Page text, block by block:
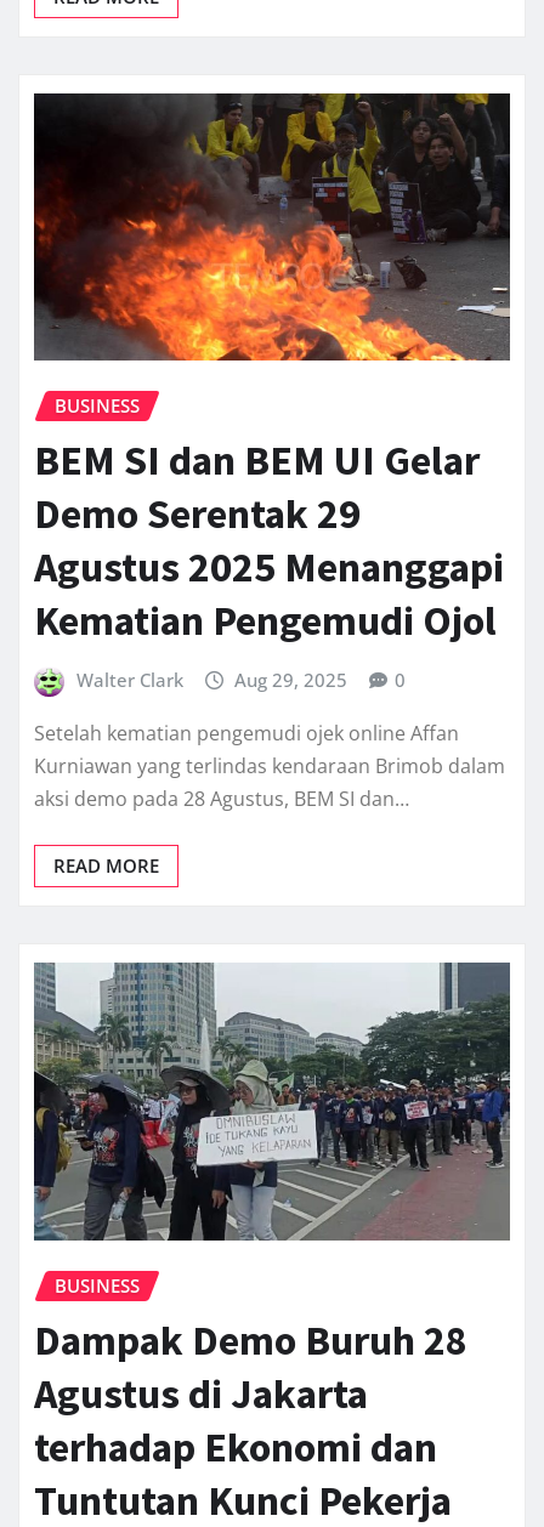
BUSINESS
BEM SI dan BEM UI Gelar
Demo Serentak 29
Agustus 2025 Menanggapi
Kematian Pengemudi Ojol
Walter Clark Aug 29, 2025 0
Setelah kematian pengemudi ojek online Affan
Kurniawan yang terlindas kendaraan Brimob dalam
aksi demo pada 28 Agustus, BEM SI dan…
READ MORE
BUSINESS
Dampak Demo Buruh 28
Agustus di Jakarta
terhadap Ekonomi dan
Tuntutan Kunci Pekerja